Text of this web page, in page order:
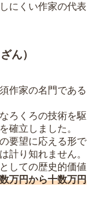
にくい作家の代表
ん）
作家の名門である
ろくろの技術を駆
確立しました。
要望に応える形で
計り知れません。
しての歴史的価値
万円から十数万円